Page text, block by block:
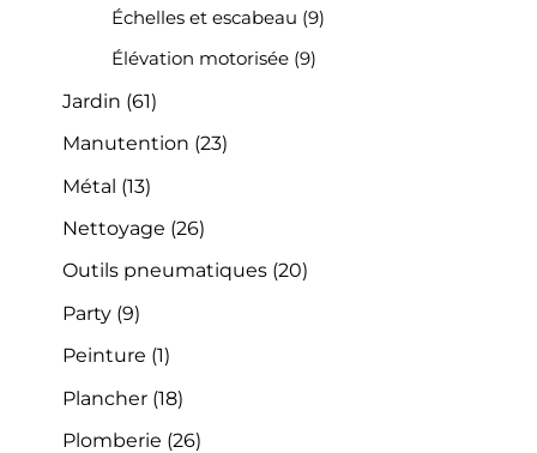
Échelles et escabeau (9)
Élévation motorisée (9)
Jardin (61)
Manutention (23)
Métal (13)
Nettoyage (26)
Outils pneumatiques (20)
Party (9)
Peinture (1)
Plancher (18)
Plomberie (26)